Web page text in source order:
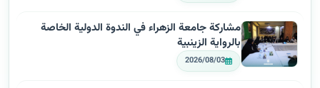
مشاركة جامعة الزهراء في الندوة الدولية الخاصة
بالرواية الزينبية
2026/08/03